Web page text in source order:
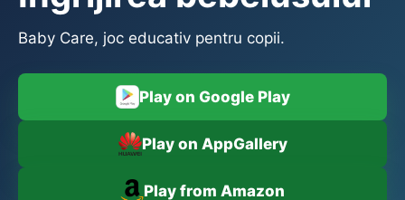
Baby Care, joc educativ pentru copii.
Play on Google Play
Play on AppGallery
Play from Amazon